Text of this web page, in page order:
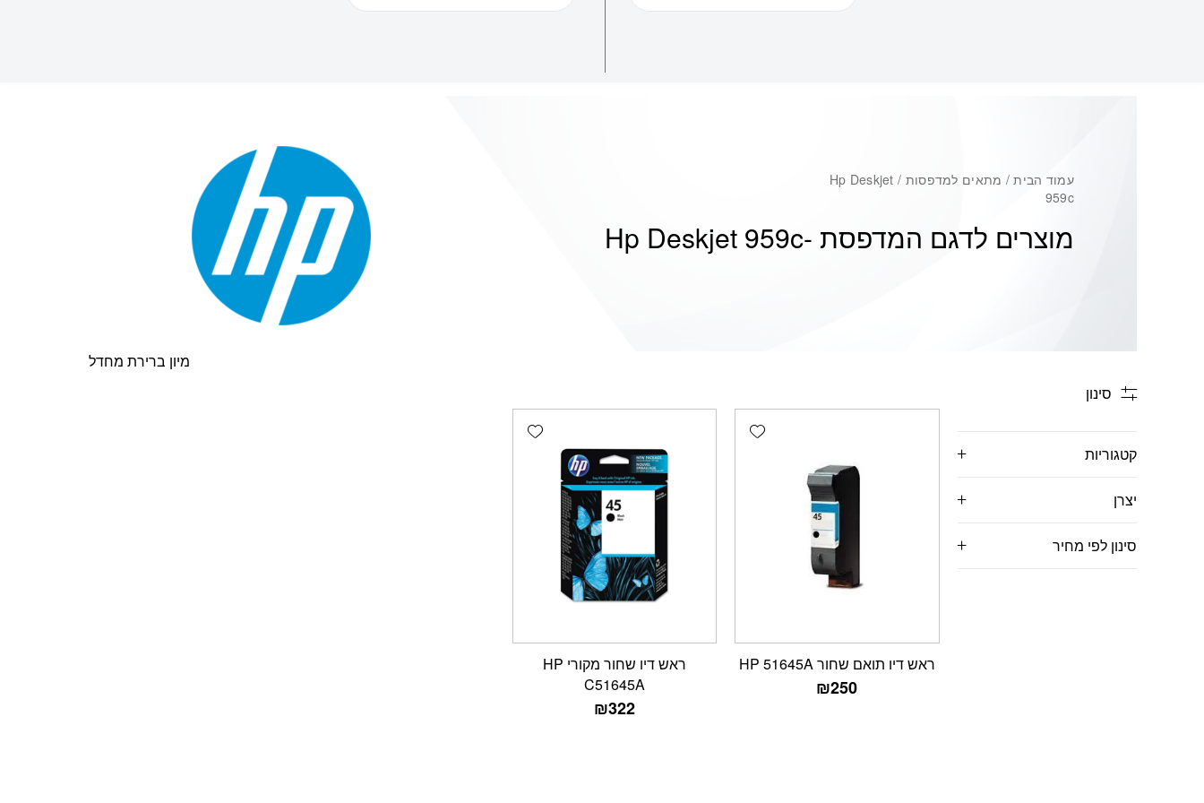
עמוד הבית
/ מתאים למדפסות / Hp Deskjet
959c
Hp Deskjet 959cמוצרים לדגם המדפסת -
סינון
קטגוריות
יצרן
סינון לפי מחיר
Add wishlist
ראש דיו תואם שחור HP 51645A
₪250
Add wishlist
ראש דיו שחור מקורי HP
C51645A
₪322